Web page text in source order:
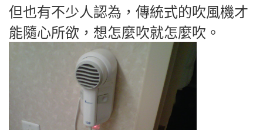
但也有不少人認為，傳統式的吹風機才
能隨心所欲，想怎麼吹就怎麼吹。